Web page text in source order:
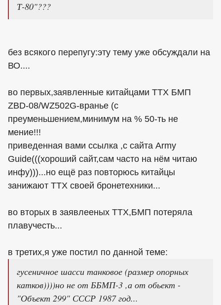
Т-80"???
без всякого перепугу:эту тему уже обсуждали на
ВО....
во первых,заявленные китайцами ТТХ БМП
ZBD-08/WZ502G-вранье (с
преуменьшением,минимум на % 50-ть не
мение!!!
приведенная вами ссылка ,с сайта Army
Guide(((хороший сайт,сам часто на нём читаю
инфу)))...но ещё раз повторюсь китайцы
занижают ТТХ своей бронетехники...
во вторых в заявлееных ТТХ,БМП потеряла
плавучесть...
в третих,я уже постил по данной теме:
гусеничное шасси танковое (размер опорных
катков))))но не от ББМП-3 ,а от обьект -
"Объект 299" СССР 1987 год...